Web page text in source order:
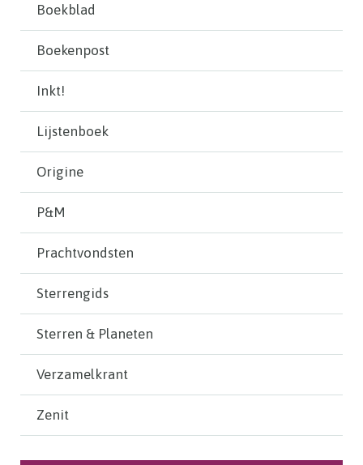
Boekblad
Boekenpost
Inkt!
Lijstenboek
Origine
P&M
Prachtvondsten
Sterrengids
Sterren & Planeten
Verzamelkrant
Zenit